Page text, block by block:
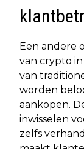
Een andere
van crypto in
van
worden
aankopen.
inwisselen
zelfs